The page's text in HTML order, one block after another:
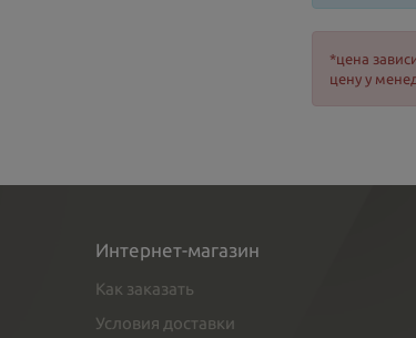
*цена
цену у
Интернет-магазин
Как заказать
Условия доставки